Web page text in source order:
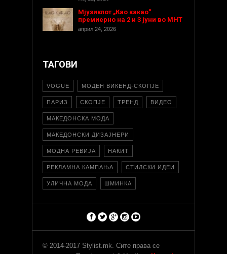
Мјузиклот „Као какао“
премиерно на 2 и 3 јуни во МНТ
април 24, 2026
ТАГОВИ
VOGUE МОДЕН ВИКЕНД-СКОПЈЕ
ПАРИЗ СКОПЈЕ ТРЕНД ВИДЕО
МАКЕДОНСКА МОДА
МАКЕДОНСКИ ДИЗАЈНЕРИ
МОДНА РЕВИЈА НАКИТ
РЕКЛАМНА КАМПАЊА СТИЛСКИ ИДЕИ
УЛИЧНА МОДА ШМИНКА
© 2014-2017 Stylist.mk. Сите права се